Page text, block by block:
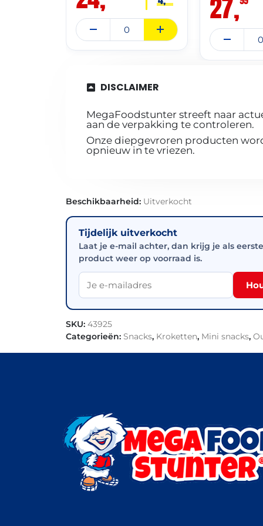
27,
DISCLAIMER
MegaFoodstunter streeft naar
aan de verpakking te controleren.
Onze diepgevroren producten
opnieuw in te vriezen.
Beschikbaarheid: Uitverkocht
Tijdelijk uitverkocht
Laat je e-mail achter, dan krijg je als
product weer op voorraad is.
SKU: 43925
Categorieën: Snacks, Kroketten, Mini snacks,